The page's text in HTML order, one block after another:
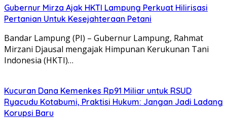
Gubernur Mirza Ajak HKTI Lampung Perkuat Hilirisasi
Pertanian Untuk Kesejahteraan Petani
Bandar Lampung (PI) – Gubernur Lampung, Rahmat
Mirzani Djausal mengajak Himpunan Kerukunan Tani
Indonesia (HKTI)…
Kucuran Dana Kemenkes Rp91 Miliar untuk RSUD
Ryacudu Kotabumi, Praktisi Hukum: Jangan Jadi Ladang
Korupsi Baru